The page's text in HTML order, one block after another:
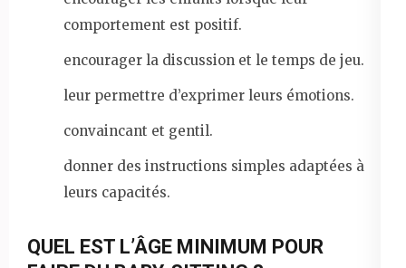
comportement est positif.
encourager la discussion et le temps de jeu.
leur permettre d’exprimer leurs émotions.
convaincant et gentil.
donner des instructions simples adaptées à
leurs capacités.
QUEL EST L’ÂGE MINIMUM POUR